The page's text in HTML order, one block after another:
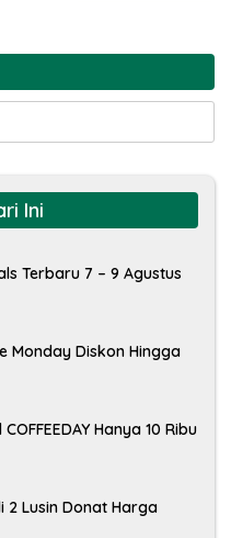
Ini
Terbaru 7 – 9 Agustus
Monday Diskon Hingga
Hanya 10 Ribu
2 Lusin Donat Harga